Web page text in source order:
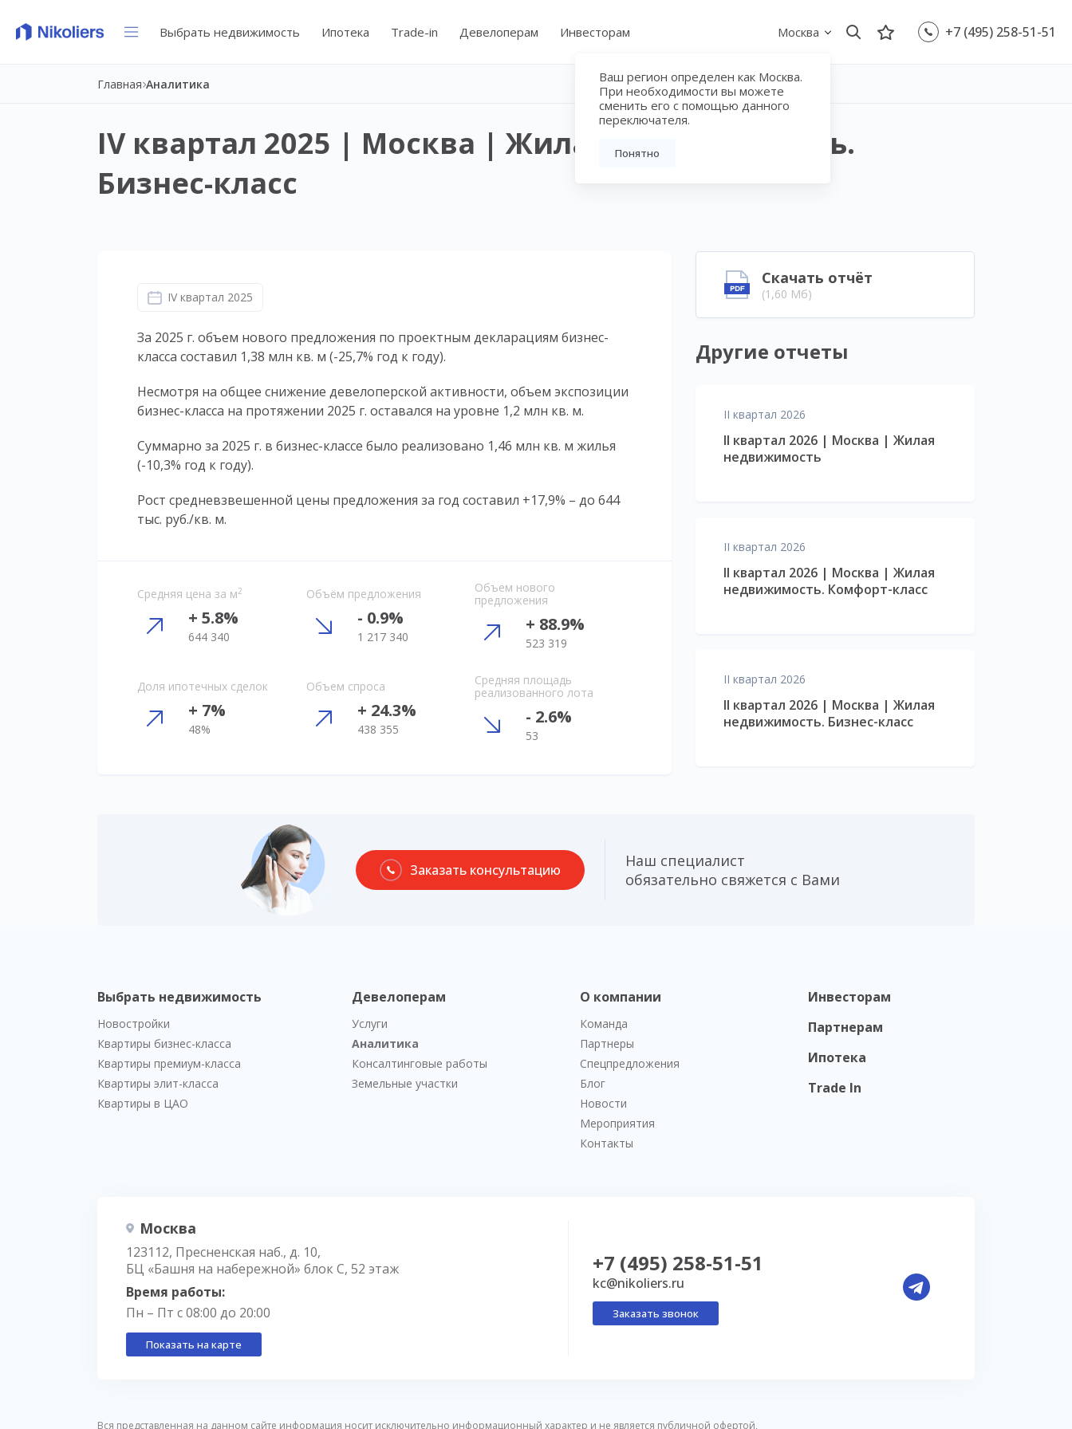
Выбрать недвижимость Ипотека Trade-in Девелоперам Инвесторам Москва
Ваш регион определен как Москва.
При необходимости вы можете
сменить его с помощью данного
переключателя.
Понятно
+7 (495) 258-51-51
Главная Аналитика
IV квартал 2025 | Москва | Жилая недвижимость.
Бизнес-класс
IV квартал 2025
За 2025 г. объем нового предложения по проектным декларациям бизнес-
класса составил 1,38 млн кв. м (-25,7% год к году).
Несмотря на общее снижение девелоперской активности, объем экспозиции
бизнес-класса на протяжении 2025 г. оставался на уровне 1,2 млн кв. м.
Суммарно за 2025 г. в бизнес-классе было реализовано 1,46 млн кв. м жилья
(-10,3% год к году).
Рост средневзвешенной цены предложения за год составил +17,9% – до 644
тыс. руб./кв. м.
Средняя цена за м2
+ 5.8%
644 340
Объём предложения
- 0.9%
1 217 340
Объем нового
предложения
+ 88.9%
523 319
Доля ипотечных сделок
+ 7%
48%
Объем спроса
+ 24.3%
438 355
Средняя площадь
реализованного лота
- 2.6%
53
Скачать отчёт
(1,60 Мб)
Другие отчеты
II квартал 2026
II квартал 2026 | Москва | Жилая
недвижимость
II квартал 2026
II квартал 2026 | Москва | Жилая
недвижимость. Комфорт-класс
II квартал 2026
II квартал 2026 | Москва | Жилая
недвижимость. Бизнес-класс
Заказать консультацию
Наш специалист
обязательно свяжется с Вами
Выбрать недвижимость
Новостройки
Квартиры бизнес-класса
Квартиры премиум-класса
Квартиры элит-класса
Квартиры в ЦАО
Девелоперам
Услуги
Аналитика
Консалтинговые работы
Земельные участки
О компании
Команда
Партнеры
Спецпредложения
Блог
Новости
Мероприятия
Контакты
Инвесторам
Партнерам
Ипотека
Trade In
Москва
123112, Пресненская наб., д. 10,
БЦ «Башня на набережной» блок С, 52 этаж
Время работы:
Пн – Пт с 08:00 до 20:00
Показать на карте
+7 (495) 258-51-51
kc@nikoliers.ru
Заказать звонок
Вся представленная на данном сайте информация носит исключительно информационный характер и не является публичной офертой,